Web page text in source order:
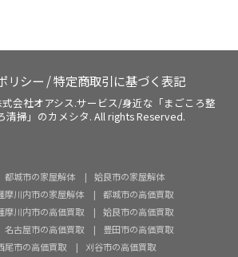
リシー /特定商取引に基づく表記
会社オアシス.サービス/身近な「まごころ整
清掃」のカメシタ. All rights Reserved.
都城市の家屋解体
姶良市の家屋解体
摩川内市の家屋解体
都城市の高価買取
摩川内市の高価買取
姶良市の高価買取
名古屋市の高価買取
豊田市の高価買取
尾市の高価買取
刈谷市の高価買取